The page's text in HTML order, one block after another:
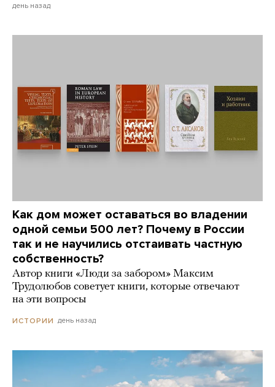
день назад
Как дом может оставаться во владении
одной семьи 500 лет? Почему в России
так и не научились отстаивать частную
собственность?
Автор книги «Люди за забором» Максим
Трудолюбов советует книги, которые отвечают
на эти вопросы
ИСТОРИИ день назад